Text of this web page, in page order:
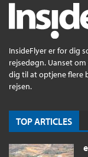
InsideFlyer er for dig
rejsedøgn. Uanset
dig til at optjene flere
rejsen.
TOP ARTICLES